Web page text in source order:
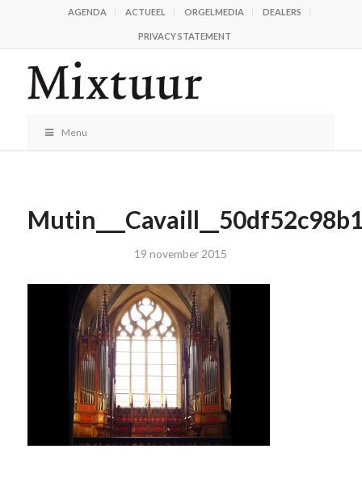
AGENDA ACTUEEL ORGELMEDIA DEALERS
PRIVACY STATEMENT
Menu
19 november 2015